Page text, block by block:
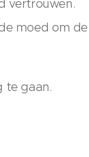
vertrouwen.
moed om
te gaan.